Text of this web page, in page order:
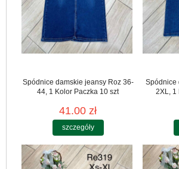
Spódnice damskie jeansy Roz 36-
44, 1 Kolor Paczka 10 szt
41.00 zł
szczegóły
Spódnice
2XL, 1